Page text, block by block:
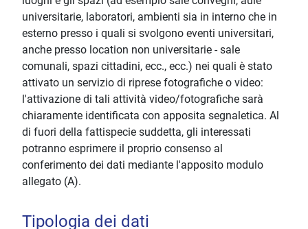
universitarie, laboratori, ambienti sia in interno che in
esterno presso i quali si svolgono eventi universitari,
anche presso location non universitarie - sale
comunali, spazi cittadini, ecc., ecc.) nei quali è stato
attivato un servizio di riprese fotografiche o video:
l'attivazione di tali attività video/fotografiche sarà
chiaramente identificata con apposita segnaletica. Al
di fuori della fattispecie suddetta, gli interessati
potranno esprimere il proprio consenso al
conferimento dei dati mediante l'apposito modulo
allegato (A).
Tipologia dei dati